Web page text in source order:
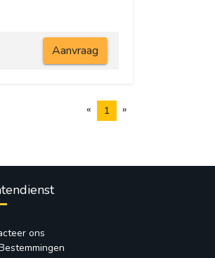
Aanvraag
« 1 »
ons